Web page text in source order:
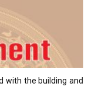
with the building and